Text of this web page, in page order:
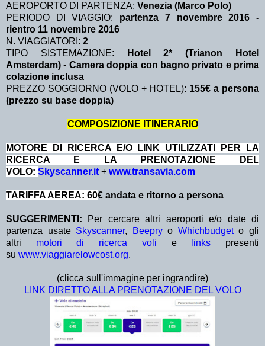
AEROPORTO DI PARTENZA: Venezia (Marco Polo)
PERIODO DI VIAGGIO: partenza 7 novembre 2016 -
rientro 11 novembre 2016
N. VIAGGIATORI: 2
TIPO SISTEMAZIONE:
Hotel 2* (Trianon Hotel
Amsterdam)- Camera doppia con bagno privato e prima
colazione inclusa
PREZZO SOGGIORNO (VOLO + HOTEL): 155€ a persona
(prezzo su base doppia)
COMPOSIZIONE ITINERARIO
MOTORE DI RICERCA E/O LINK UTILIZZATI PER LA
RICERCA E LA PRENOTAZIONE DEL
VOLO: Skyscanner.it + www.transavia.com
TARIFFA AEREA: 60€ andata e ritorno a persona
SUGGERIMENTI: Per cercare altri aeroporti e/o date di
partenza usate Skyscanner, Beepryo Whichbudgeto gli
altri motori di ricerca voli e links presenti
su www.viaggiarelowcost.org.
(clicca sull'immagine per ingrandire)
LINK DIRETTO ALLA PRENOTAZIONE DEL VOLO